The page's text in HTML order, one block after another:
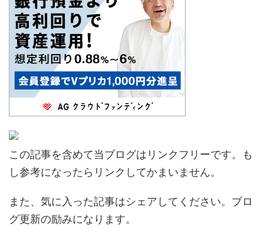
この記事を含めて当ブログはリンクフリーです。も
し参考になったらリンクしてかまいません。
また、気に入った記事はシェアしてください。ブロ
グ更新の励みになります。